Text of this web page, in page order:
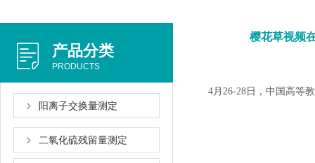
产品分类
PRODUCTS
阳离子交换量测定
二氧化硫残留量测定
樱花草视频
4月26-28日，中国高等